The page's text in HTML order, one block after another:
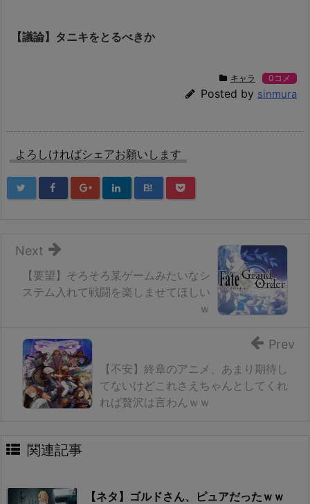
【議論】タニキをとるべきか
キャラ 0コメ
Posted by sinmura
よろしければシェアお願いします
B!
【要望】そろそろ某ゲームみたいなシ
ステム入れて戦闘を楽しませてほしい
ｗ
Next
【不安】終章のアニメ、あまり期待し
てないけどこれさえちゃんとしてくれ
れば贅沢は言わんｗｗ
Prev
関連記事
【ネタ】ゴルドさん、ピュアだったｗｗ